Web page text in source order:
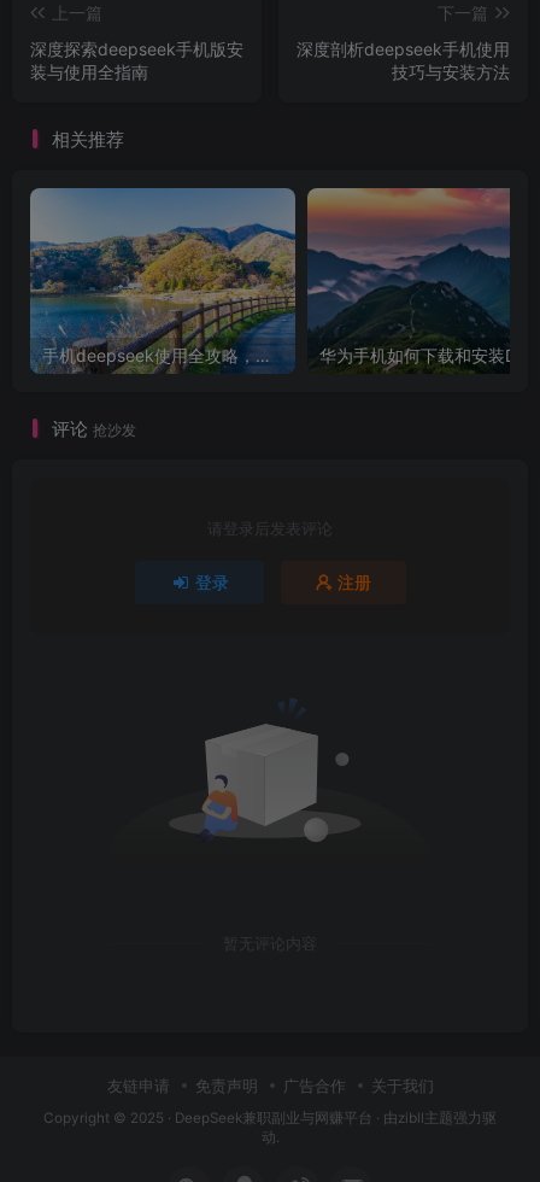
上一篇
深度探索deepseek手机版安
装与使用全指南
下一篇
深度剖析deepseek手机使用
技巧与安装方法
相关推荐
手机deepseek使用全攻略，轻松实现画图与炒股功能
评论 抢沙发
请登录后发表评论
登录 注册
暂无评论内容
友链申请 免责声明 广告合作 关于我们
Copyright © 2025 · DeepSeek兼职副业与网赚平台 · 由zibll主题 强力驱
动.